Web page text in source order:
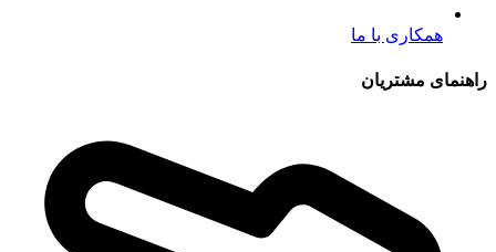
همکاری با ما
راهنمای مشتریان